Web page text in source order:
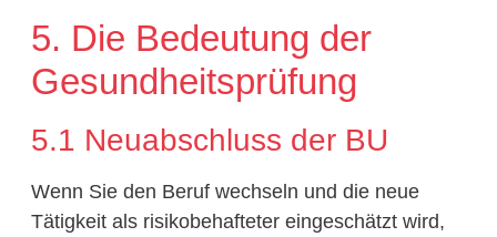
5. Die Bedeutung der
Gesundheitsprüfung
5.1 Neuabschluss der BU
Wenn Sie den Beruf wechseln und die neue
Tätigkeit als risikobehafteter eingeschätzt wird,